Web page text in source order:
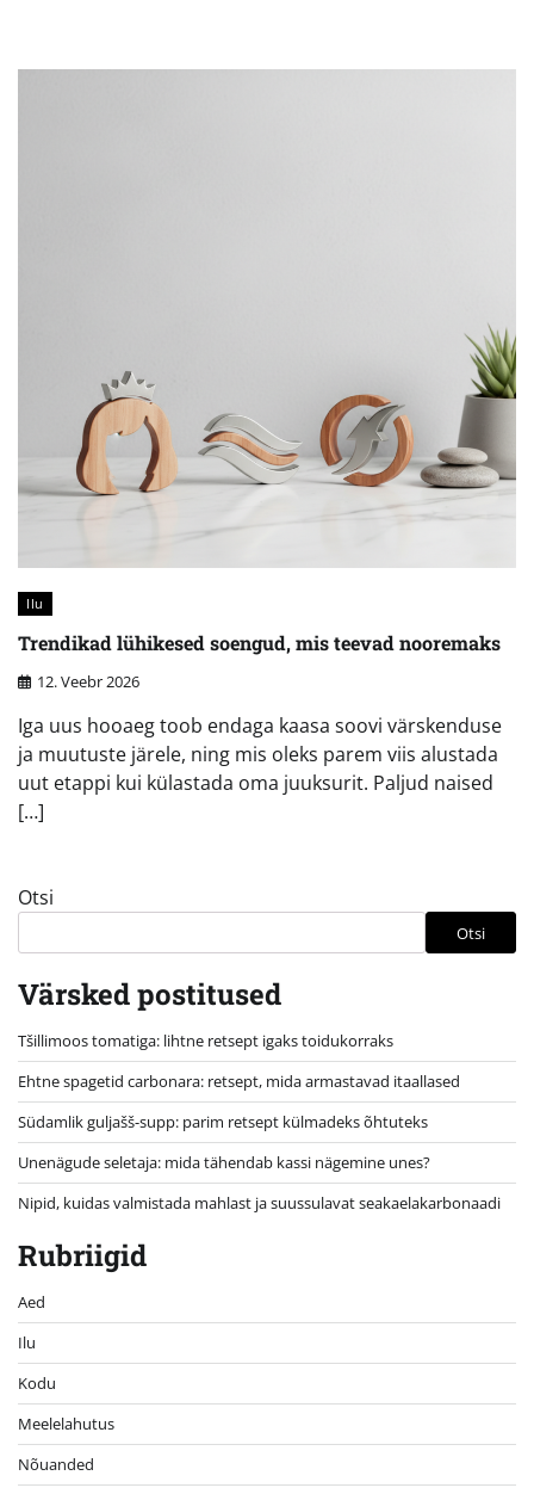
Ilu
Trendikad lühikesed soengud, mis teevad nooremaks
12. Veebr 2026
Iga uus hooaeg toob endaga kaasa soovi värskenduse
ja muutuste järele, ning mis oleks parem viis alustada
uut etappi kui külastada oma juuksurit. Paljud naised
[…]
Otsi
Otsi
Värsked postitused
Tšillimoos tomatiga: lihtne retsept igaks toidukorraks
Ehtne spagetid carbonara: retsept, mida armastavad itaallased
Südamlik guljašš-supp: parim retsept külmadeks õhtuteks
Unenägude seletaja: mida tähendab kassi nägemine unes?
Nipid, kuidas valmistada mahlast ja suussulavat seakaelakarbonaadi
Rubriigid
Aed
Ilu
Kodu
Meelelahutus
Nõuanded